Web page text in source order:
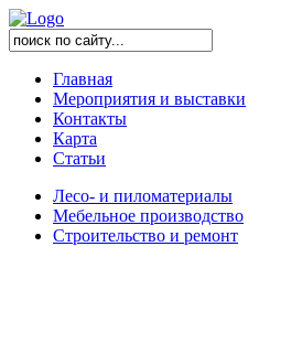
Главная
Мероприятия и выставки
Контакты
Карта
Статьи
Лесо- и пиломатериалы
Мебельное производство
Строительство и ремонт